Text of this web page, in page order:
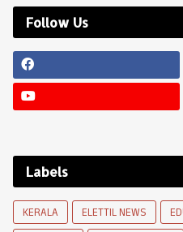
Follow Us
Labels
KERALA ELETTIL NEWS